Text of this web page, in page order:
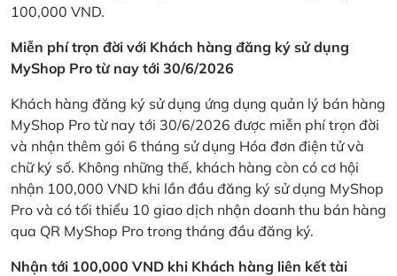
100,000 VND.
Miễn phí trọn đời với Khách hàng đăng ký sử dụng
MyShop Pro từ nay tới 30/6/2026
Khách hàng đăng ký sử dụng ứng dụng quản lý bán hàng
MyShop Pro từ nay tới 30/6/2026 được miễn phí trọn đời
và nhận thêm gói 6 tháng sử dụng Hóa đơn điện tử và
chữ ký số. Không những thế, khách hàng còn có cơ hội
nhận 100,000 VND khi lần đầu đăng ký sử dụng MyShop
Pro và có tối thiểu 10 giao dịch nhận doanh thu bán hàng
qua QR MyShop Pro trong tháng đầu đăng ký.
Nhận tới 100,000 VND khi Khách hàng liên kết tài